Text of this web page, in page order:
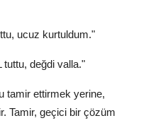
ucuz kurtuldum."
değdi valla."
tamir ettirmek yerine,
Tamir, geçici bir çözüm